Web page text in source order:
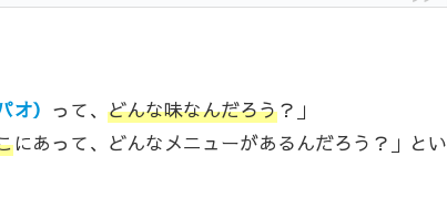
オ） って、 どんな味なんだろう？」
にあって、どんなメニューがあるんだろう？」とい